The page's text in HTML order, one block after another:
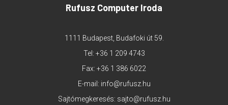
Rufusz Computer Iroda
1111 Budapest, Budafoki út 59.
Tel: +36 1 209 4743
Fax: +36 1 386 6022
E-mail: info@rufusz.hu
Sajtómegkeresés: sajto@rufusz.hu